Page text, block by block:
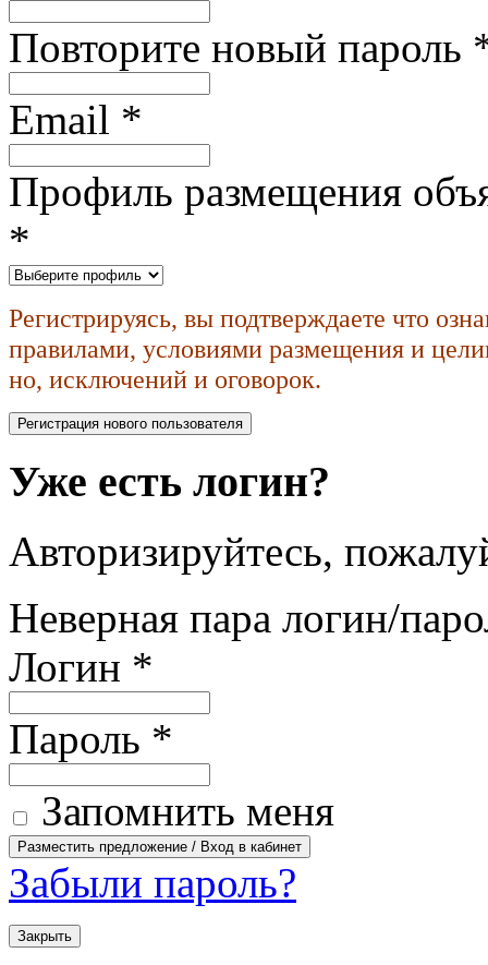
Повторите новый пароль
Email *
Профиль размещения
*
Регистрируясь, вы подтверждаете что
правилами, условиями размещения и
но, исключений и оговорок.
Уже есть логин?
Авторизируйтесь,
Неверная пара логин/
Логин *
Пароль *
Запомнить меня
Забыли пароль?
Закрыть